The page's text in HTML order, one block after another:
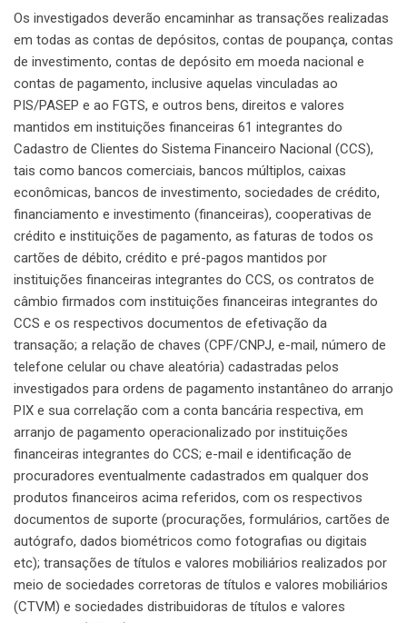
Os investigados deverão encaminhar as transações realizadas
em todas as contas de depósitos, contas de poupança, contas
de investimento, contas de depósito em moeda nacional e
contas de pagamento, inclusive aquelas vinculadas ao
PIS/PASEP e ao FGTS, e outros bens, direitos e valores
mantidos em instituições financeiras 61 integrantes do
Cadastro de Clientes do Sistema Financeiro Nacional (CCS),
tais como bancos comerciais, bancos múltiplos, caixas
econômicas, bancos de investimento, sociedades de crédito,
financiamento e investimento (financeiras), cooperativas de
crédito e instituições de pagamento, as faturas de todos os
cartões de débito, crédito e pré-pagos mantidos por
instituições financeiras integrantes do CCS, os contratos de
câmbio firmados com instituições financeiras integrantes do
CCS e os respectivos documentos de efetivação da
transação; a relação de chaves (CPF/CNPJ, e-mail, número de
telefone celular ou chave aleatória) cadastradas pelos
investigados para ordens de pagamento instantâneo do arranjo
PIX e sua correlação com a conta bancária respectiva, em
arranjo de pagamento operacionalizado por instituições
financeiras integrantes do CCS; e-mail e identificação de
procuradores eventualmente cadastrados em qualquer dos
produtos financeiros acima referidos, com os respectivos
documentos de suporte (procurações, formulários, cartões de
autógrafo, dados biométricos como fotografias ou digitais
etc); transações de títulos e valores mobiliários realizados por
meio de sociedades corretoras de títulos e valores mobiliários
(CTVM) e sociedades distribuidoras de títulos e valores